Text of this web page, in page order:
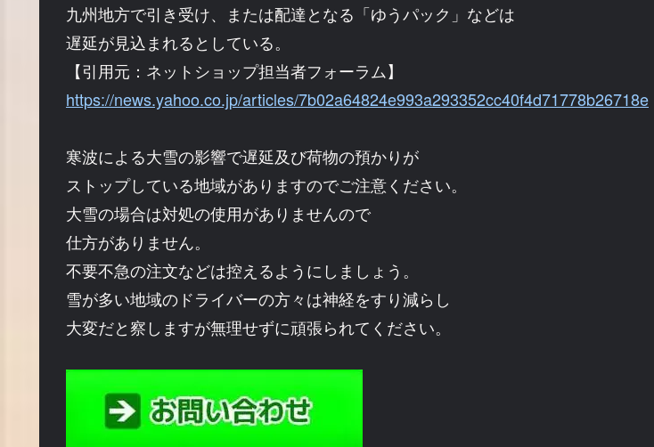
九州地方で引き受け、または配達となる「ゆうパック」などは
遅延が見込まれるとしている。
【引用元：ネットショップ担当者フォーラム】
https://news.yahoo.co.jp/articles/7b02a64824e993a293352cc40f4d71778b26718e
寒波による大雪の影響で遅延及び荷物の預かりが
ストップしている地域がありますのでご注意ください。
大雪の場合は対処の使用がありませんので
仕方がありません。
不要不急の注文などは控えるようにしましょう。
雪が多い地域のドライバーの方々は神経をすり減らし
大変だと察しますが無理せずに頑張られてください。